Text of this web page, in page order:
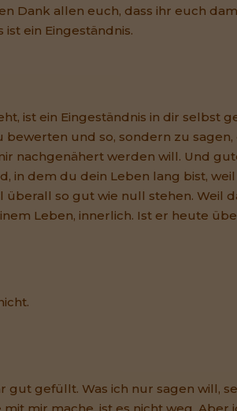
Dank allen euch, dass ihr euch
ist ein Eingeständnis.
ist ein Eingeständnis in dir selbst
bewerten und so, sondern zu sagen,
nachgenähert werden will. Und
in dem du dein Leben lang bist,
überall so gut wie null stehen. Weil
Leben, innerlich. Ist er heute
gut gefüllt. Was ich nur sagen will,